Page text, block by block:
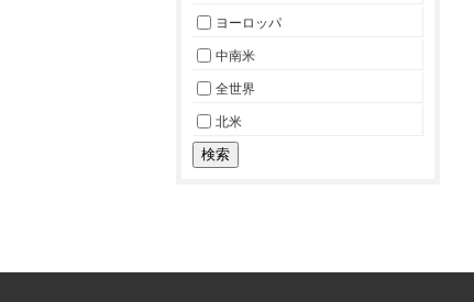
ヨーロッパ
中南米
全世界
北米